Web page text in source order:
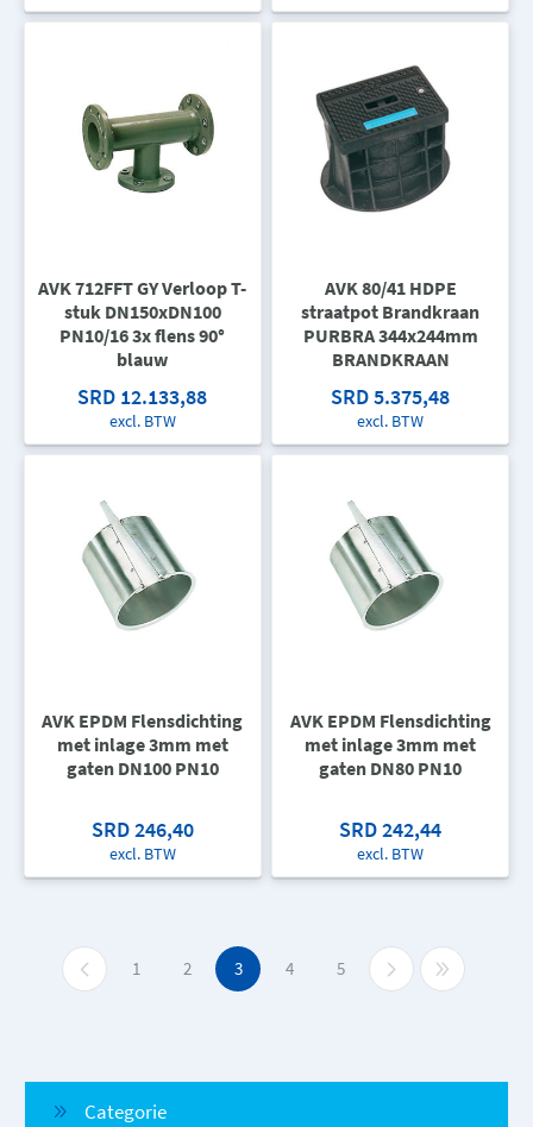
AVK 712FFT GY Verloop T-
stuk DN150xDN100
PN10/16 3x flens 90°
blauw
SRD 12.133,88
excl. BTW
AVK 80/41 HDPE
straatpot Brandkraan
PURBRA 344x244mm
BRANDKRAAN
SRD 5.375,48
excl. BTW
AVK EPDM Flensdichting
met inlage 3mm met
gaten DN100 PN10
SRD 246,40
excl. BTW
AVK EPDM Flensdichting
met inlage 3mm met
gaten DN80 PN10
SRD 242,44
excl. BTW
1 2 3 4 5
Categorie